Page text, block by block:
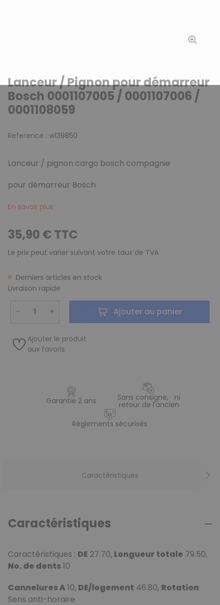
Lanceur / Pignon pour démarreur
Bosch 0001107005 / 0001107006 /
0001108059
Reference : w139850
Lanceur / pignon cargo bosch compagnie
pour démarreur Bosch
En savoir plus
35,90 € TTC
Le prix peut varier suivant votre taux de TVA
Derniers articles en stock
Livraison rapide
− + Ajouter au panier
Ajouter le produit
aux favoris
Garantie 2 ans Sans consigne, ni
retour de l’ancien
Règlements sécurisés
Caractéristiques
Caractéristiques
Caractéristiques : DE 27.70, Longueur totale 79.50,
No. de dents10
Cannelures A10, DE/logement 46.80, Rotation
Sens anti-horaire